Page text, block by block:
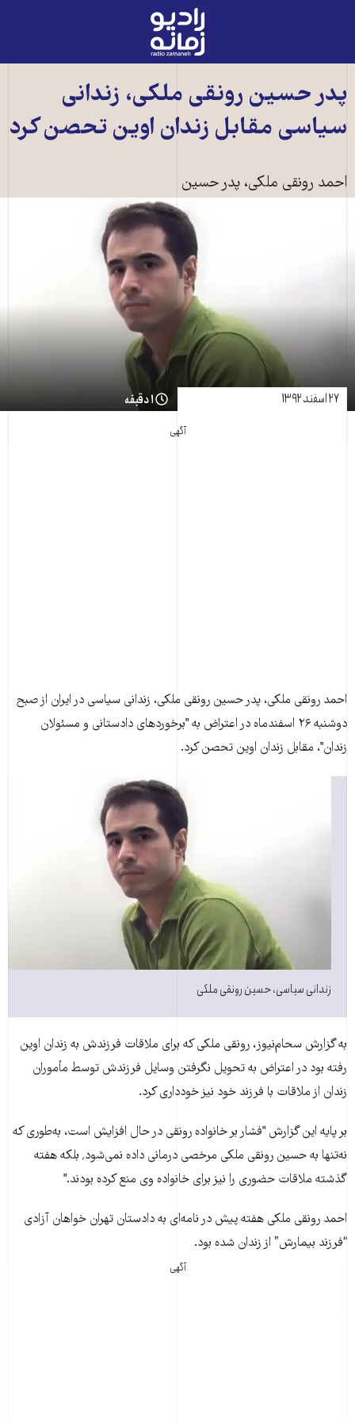
رادیو
زمانه
به
صفحه
اصلی
پدر حسين رونقی ملکی، زندانی
سياسی مقابل زندان اوين تحصن کرد
احمد رونقی ملکی، پدر حسين
۲۷ اسفند ۱۳۹۲ ۱ دقیقه
آگهی
احمد رونقی ملکی، پدر حسين رونقی ملکی، زندانی سياسی در ايران از صبح
دوشنبه ۲۶ اسفندماه در اعتراض به "برخوردهای دادستانی و مسئولان
زندان"، مقابل زندان اوين تحصن کرد.
زندانی سياسی، حسين رونقی ملکی
به گزارش سحام‌نيوز، رونقی ملکی که برای ملاقات فرزندش به زندان اوين
رفته بود در اعتراض به تحويل نگرفتن وسايل فرزندش توسط مأموران
زندان از ملاقات با فرزند خود نيز خودداری کرد.
بر پايه اين گزارش "فشار بر خانواده رونقی در حال افزايش است، به‌طوری که
نه‌تنها به حسين رونقی ملکی مرخصی درمانی داده نمی‌شود٬ بلکه هفته
گذشته ملاقات حضوری را نيز برای خانواده وی منع کرده بودند."
احمد رونقی ملکی هفته پيش در نامه‌ای به دادستان تهران خواهان آزادی
“فرزند بيمارش” ‌از زندان شده بود.
آگهی